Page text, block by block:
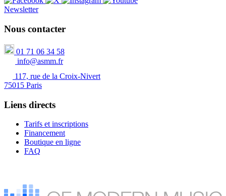
Newsletter
Nous contacter
01 71 06 34 58
info@asmm.fr
117, rue de la Croix-Nivert
75015 Paris
Liens directs
Tarifs et inscriptions
Financement
Boutique en ligne
FAQ